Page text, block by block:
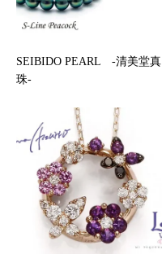
SEIBIDO PEARL -清美堂真
珠-